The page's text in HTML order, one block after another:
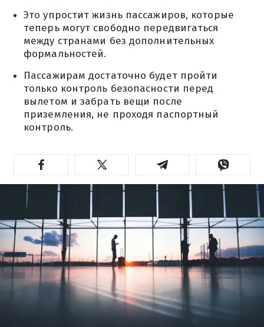
Это упростит жизнь пассажиров, которые
теперь могут свободно передвигаться
между странами без дополнительных
формальностей.
Пассажирам достаточно будет пройти
только контроль безопасности перед
вылетом и забрать вещи после
приземления, не проходя паспортный
контроль.